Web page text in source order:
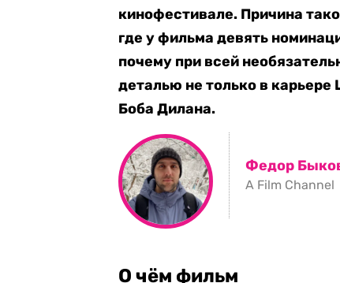
кинофестивале. Причина
где у фильма девять
почему при всей
деталью не только в
Боба Дилана.
Федор
A Film Channel
О чём фильм